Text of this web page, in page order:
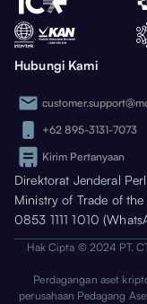
Hubungi Kami
+62 895-3131-7073
Kirim Pertanyaan
Direktorat Jenderal
Ministry of Trade of
0853 1111 1010
Hak Cipta © 2024 PT.
Perdagangan aset
perusahaan Pedagang